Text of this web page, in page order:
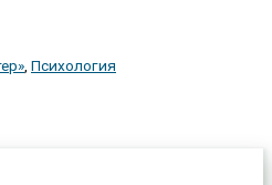
Психология